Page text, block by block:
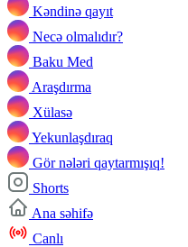
Kəndinə qayıt
Necə olmalıdır?
Baku Med
Araşdırma
Xülasə
Yekunlaşdıraq
Gör nələri qaytarmışıq!
Shorts
Ana səhifə
Canlı